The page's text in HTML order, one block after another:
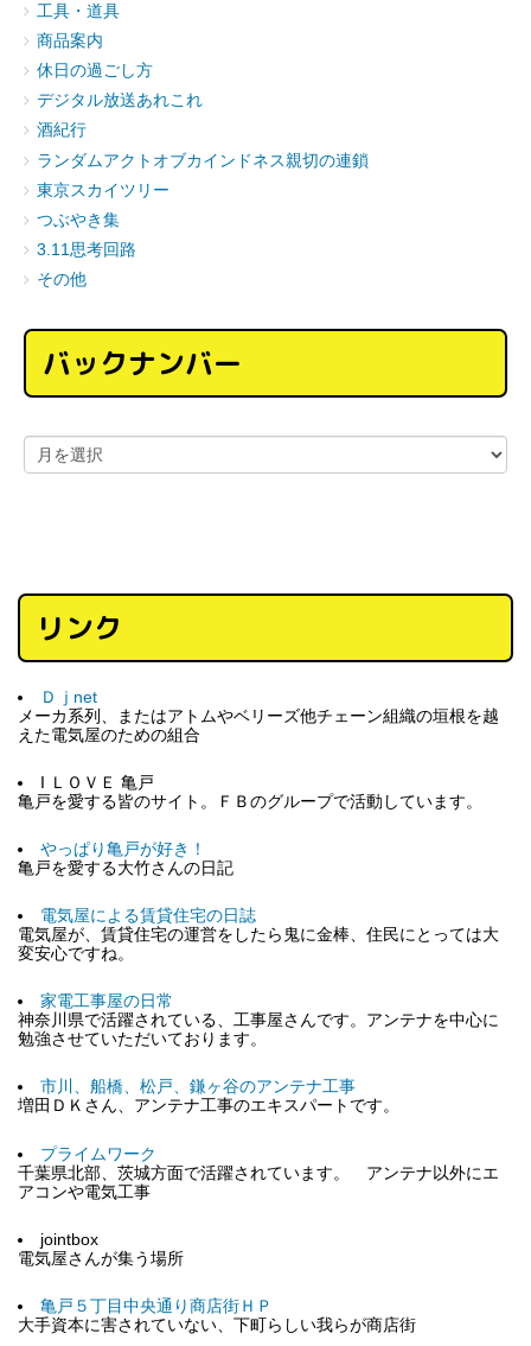
工具・道具
商品案内
休日の過ごし方
デジタル放送あれこれ
酒紀行
ランダムアクトオブカインドネス親切の連鎖
東京スカイツリー
つぶやき集
3.11思考回路
その他
バックナンバー
リンク
Ｄｊnet
メーカ系列、またはアトムやベリーズ他チェーン組織の垣根を越
えた電気屋のための組合
I ＬＯＶＥ 亀戸
亀戸を愛する皆のサイト。ＦＢのグループで活動しています。
やっぱり亀戸が好き！
亀戸を愛する大竹さんの日記
電気屋による賃貸住宅の日誌
電気屋が、賃貸住宅の運営をしたら鬼に金棒、住民にとっては大
変安心ですね。
家電工事屋の日常
神奈川県で活躍されている、工事屋さんです。アンテナを中心に
勉強させていただいております。
市川、船橋、松戸、鎌ヶ谷のアンテナ工事
増田ＤＫさん、アンテナ工事のエキスパートです。
プライムワーク
千葉県北部、茨城方面で活躍されています。 アンテナ以外にエ
アコンや電気工事
jointbox
電気屋さんが集う場所
亀戸５丁目中央通り商店街ＨＰ
大手資本に害されていない、下町らしい我らが商店街